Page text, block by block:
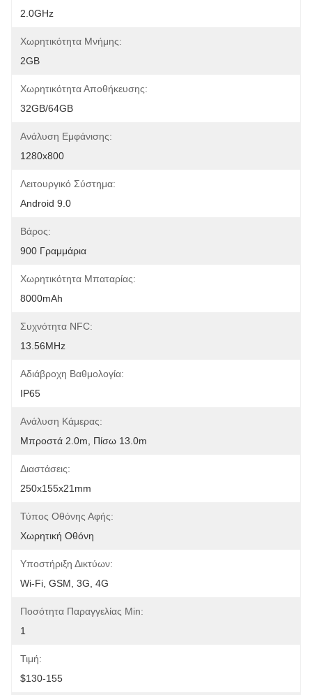
2.0GHz
Χωρητικότητα Μνήμης:
2GB
Χωρητικότητα Αποθήκευσης:
32GB/64GB
Ανάλυση Εμφάνισης:
1280x800
Λειτουργικό Σύστημα:
Android 9.0
Βάρος:
900 Γραμμάρια
Χωρητικότητα Μπαταρίας:
8000mAh
Συχνότητα NFC:
13.56MHz
Αδιάβροχη Βαθμολογία:
IP65
Ανάλυση Κάμερας:
Μπροστά 2.0m, Πίσω 13.0m
Διαστάσεις:
250x155x21mm
Τύπος Οθόνης Αφής:
Χωρητική Οθόνη
Υποστήριξη Δικτύων:
Wi-Fi, GSM, 3G, 4G
Ποσότητα Παραγγελίας Min:
1
Τιμή:
$130-155